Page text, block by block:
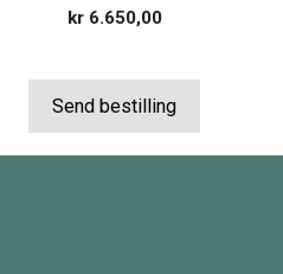
kr6.650,00
Send bestilling